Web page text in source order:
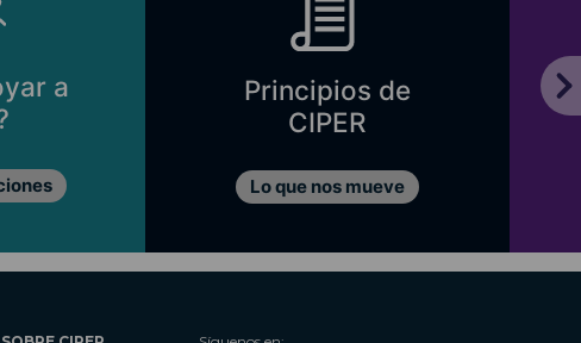
a
Principios de
CIPER
Lo que nos mueve